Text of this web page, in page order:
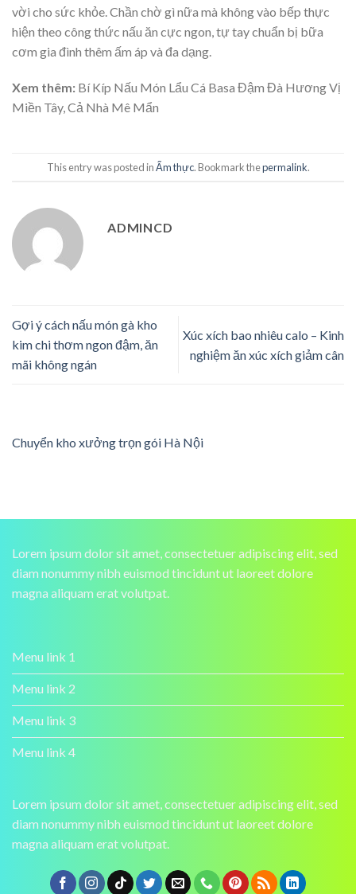
vời cho sức khỏe. Chần chờ gì nữa mà không vào bếp thực
hiện theo công thức nấu ăn cực ngon, tự tay chuẩn bị bữa
cơm gia đình thêm ấm áp và đa dạng.
Xem thêm: Bí Kíp Nấu Món Lẩu Cá Basa Đậm Đà Hương Vị
Miền Tây, Cả Nhà Mê Mẩn
This entry was posted inẨm thực. Bookmark thepermalink.
ADMINCD
Gợi ý cách nấu món gà kho
kim chi thơm ngon đậm, ăn
mãi không ngán
Xúc xích bao nhiêu calo – Kinh
nghiệm ăn xúc xích giảm cân
Chuyển kho xưởng trọn gói Hà Nội
Lorem ipsum dolor sit amet, consectetuer adipiscing elit, sed
diam nonummy nibh euismod tincidunt ut laoreet dolore
magna aliquam erat volutpat.
Menu link 1
Menu link 2
Menu link 3
Menu link 4
Lorem ipsum dolor sit amet, consectetuer adipiscing elit, sed
diam nonummy nibh euismod tincidunt ut laoreet dolore
magna aliquam erat volutpat.